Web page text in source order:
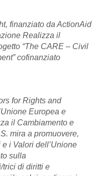
finanziato da ActionAid
Realizza il
“The CARE – Civil
cofinanziato
for Rights and
Europea e
il Cambiamento e
mira a promuovere,
i Valori dell’Unione
sulla
trici di diritti e